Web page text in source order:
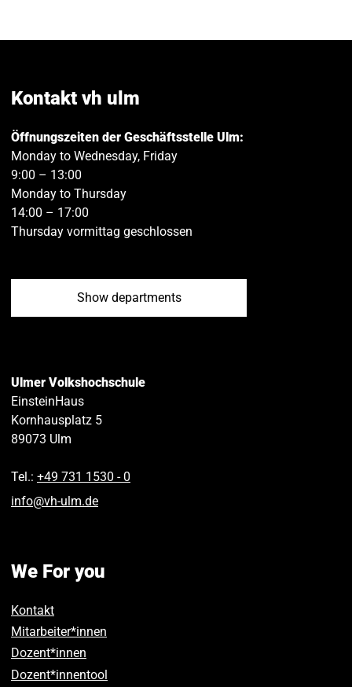
pagepage
Kontakt vh ulm
Öffnungszeiten der Geschäftsstelle Ulm:
Monday to Wednesday, Friday
9:00 – 13:00
Monday to Thursday
14:00 – 17:00
Thursday vormittag geschlossen
Show departments
Ulmer Volkshochschule
EinsteinHaus
Kornhausplatz 5
89073 Ulm
Tel.: +49 731 1530 ‑ 0
info@vh-ulm.de
We For you
Kontakt
Mitarbeiter*innen
Dozent*innen
Dozent*innentool